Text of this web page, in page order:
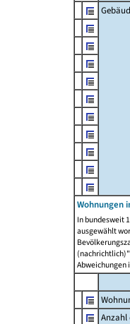
Wohnungen
In bundesweit
ausgewählt
Abweichungen
Anzahl